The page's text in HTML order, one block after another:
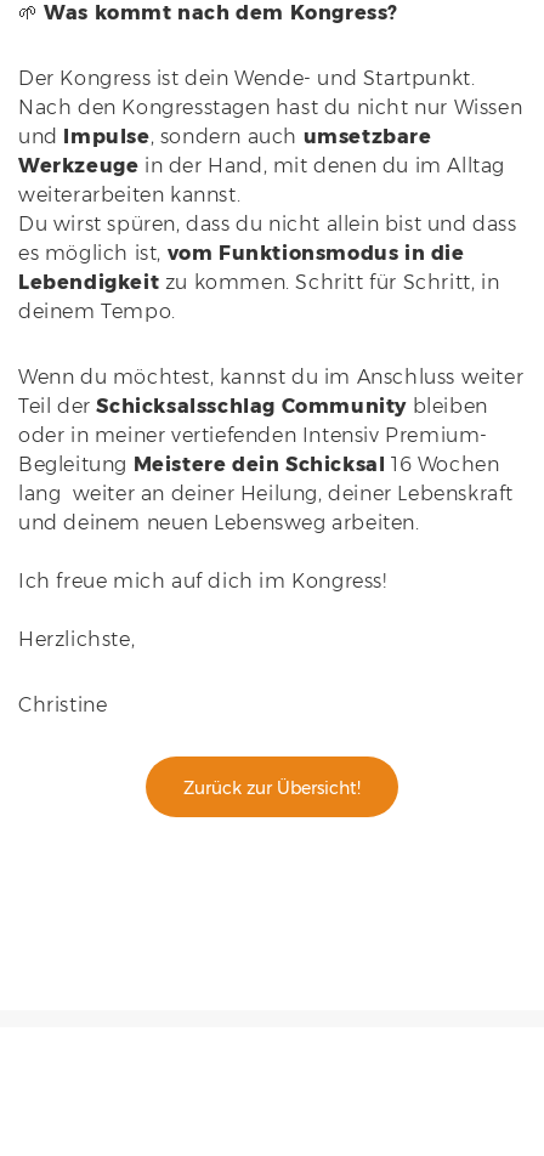
🌱Was kommt nach dem Kongress?
Der Kongress ist dein Wende- und Startpunkt.
Nach den Kongresstagen hast du nicht nur Wissen
und Impulse, sondern auch umsetzbare
Werkzeuge in der Hand, mit denen du im Alltag
weiterarbeiten kannst.
Du wirst spüren, dass du nicht allein bist und dass
es möglich ist, vom Funktionsmodus in die
Lebendigkeit zu kommen. Schritt für Schritt, in
deinem Tempo.
Wenn du möchtest, kannst du im Anschluss weiter
Teil derSchicksalsschlag Community bleiben
oder in meiner vertiefenden Intensiv Premium-
Begleitung Meistere dein Schicksal16 Wochen
lang weiter an deiner Heilung, deiner Lebenskraft
und deinem neuen Lebensweg arbeiten.
Ich freue mich auf dich im Kongress!
Herzlichste,
Christine
Zurück zur Übersicht!